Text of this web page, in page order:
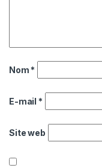
Nom *
E-mail *
Site web